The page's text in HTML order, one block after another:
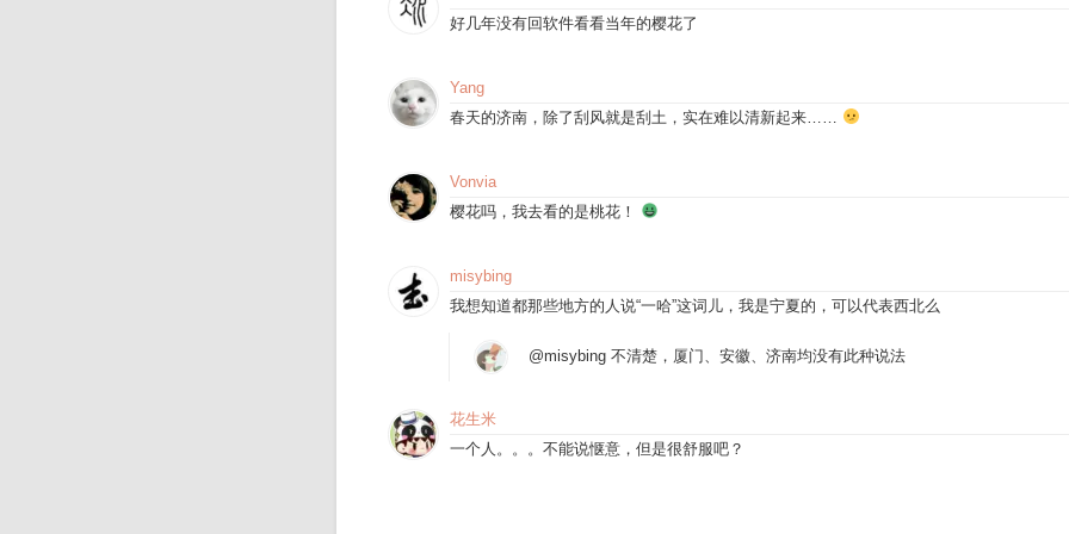
好几年没有回软件看看当年的樱花了
Yang
春天的济南，除了刮风就是刮土，实在难以清新起来……
Vonvia
樱花吗，我去看的是桃花！
misybing
我想知道都那些地方的人说“一哈”这词儿，我是宁夏的，可以代表西北么
@misybing 不清楚，厦门、安徽、济南均没有此种说法
花生米
一个人。。。不能说惬意，但是很舒服吧？